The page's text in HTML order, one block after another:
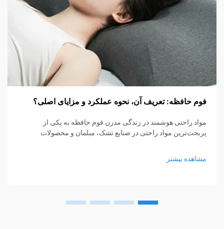
فوم حافظه: تعریف آن، نحوه عملکرد و مزایای اصلی؟
مواد راحتی هوشمند در زندگی مدرن فوم حافظه به یکی از
پربحث‌ترین مواد راحتی در صنایع تشک، مبلمان و محصولات
مشاهده بیشتر